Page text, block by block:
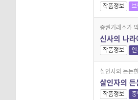
작품정보
증권거래소가
신사의 나
작품정보
살인자의 든든
살인자의
작품정보